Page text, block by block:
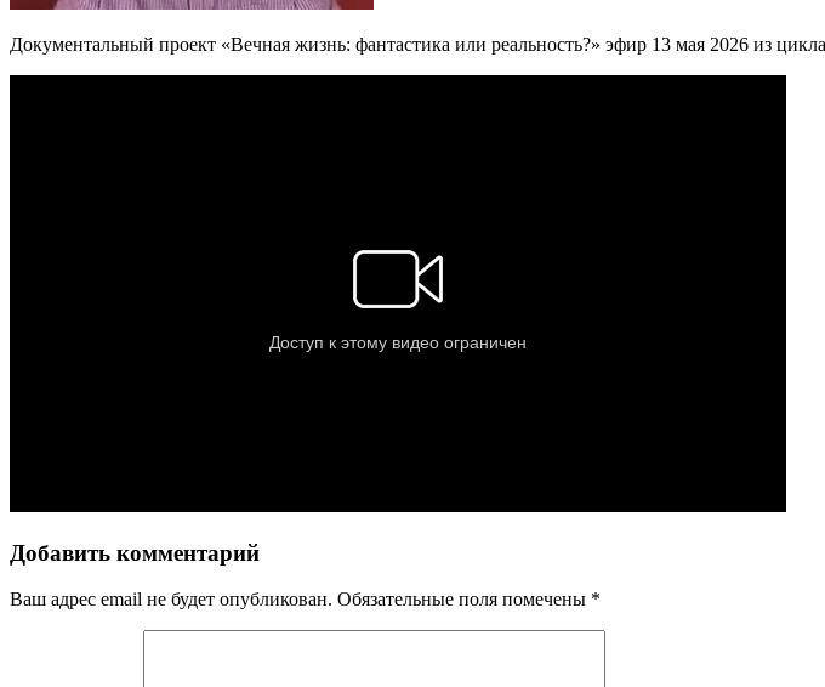
Документальный проект «Вечная жизнь: фантастика или реальность?» эфир 13 мая 2026 из
Добавить комментарий
Ваш адрес email не будет опубликован. Обязательные поля помечены *